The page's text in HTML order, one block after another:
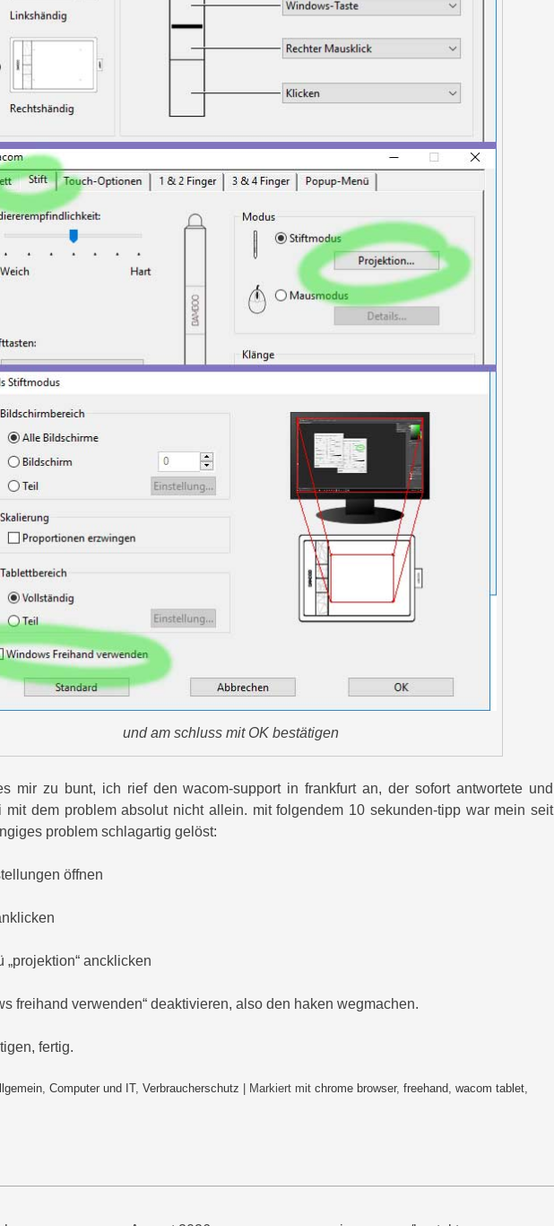
und am schluss mit OK bestätigen
mir zu bunt, ich rief den wacom-support in frankfurt an, der sofort antwortete und
mit dem problem absolut nicht allein. mit folgendem 10 sekunden-tipp war mein seit
problem schlagartig gelöst:
öffnen
„projektion“ ancklicken
freihand verwenden“ deaktivieren, also den haken wegmachen.
fertig.
Computer und IT, Verbraucherschutz Markiert mit chrome browser, freehand wacom tablet